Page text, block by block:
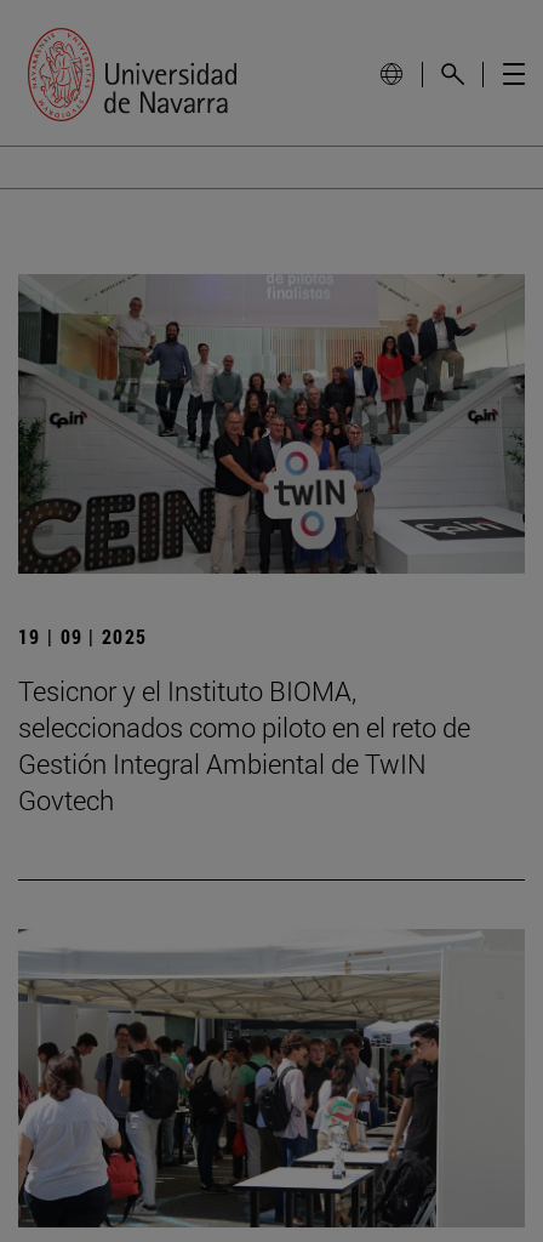
19 | 09 | 2025
Tesicnor y el Instituto BIOMA,
seleccionados como piloto en el reto de
Gestión Integral Ambiental de TwIN
Govtech